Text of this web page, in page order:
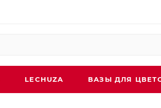
LECHUZA ВАЗЫ ДЛЯ